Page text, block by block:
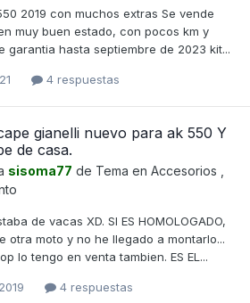
2019 con muchos extras Se vende
muy buen estado, con pocos km y
garantia hasta septiembre de 2023 kit...
4 respuestas
gianelli nuevo para ak 550 Y
de casa.
sisoma77 de Tema en Accesorios ,
de vacas XD. SI ES HOMOLOGADO,
otra moto y no he llegado a montarlo...
lo tengo en venta tambien. ES EL...
4 respuestas